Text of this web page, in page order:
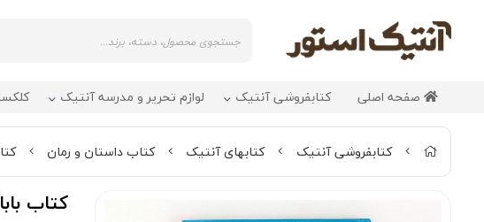
صفحه اصلی کتابفروشی آنتیک لوازم تحریر و مدرسه آنتیک
کتابفروشی آنتیک کتابهای آنتیک کتاب داستان و رمان
کتاب